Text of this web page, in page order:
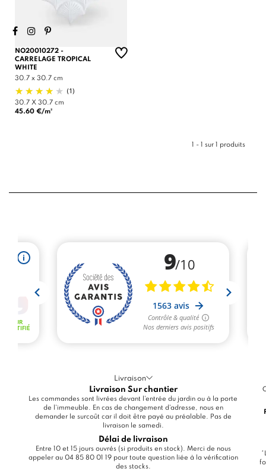
NO20010272 -
CARRELAGE TROPICAL
WHITE
30.7 x 30.7 cm
(1)
30.7 X 30.7 cm
45.60 €/m²
1 - 1 sur 1 produits
Livraison
Livraison Sur chantier
Les commandes sont livrées devant l'entrée du jardin ou à la porte
de l'immeuble. En cas de changement d'adresse, nous en
demander le surcoût car il doit être payé au préalable. Pas de
livraison le samedi.
Délai de livraison
Entre 10 et 15 jours ouvrés (si produits en stock). Merci de nous
appeler au 04 85 80 01 19 pour toute question liée à la vérification
des stocks.